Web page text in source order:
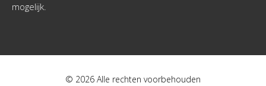
mogelijk.
© 2026 Alle rechten voorbehouden